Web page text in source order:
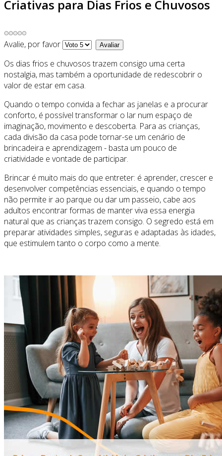
Criativas para Dias Frios e Chuvosos
Avalie, por favor
Os dias frios e chuvosos trazem consigo uma certa
nostalgia, mas também a oportunidade de redescobrir o
valor de estar em casa.
Quando o tempo convida a fechar as janelas e a procurar
conforto, é possível transformar o lar num espaço de
imaginação, movimento e descoberta. Para as crianças,
cada divisão da casa pode tornar-se um cenário de
brincadeira e aprendizagem - basta um pouco de
criatividade e vontade de participar.
Brincar é muito mais do que entreter: é aprender, crescer e
desenvolver competências essenciais, e quando o tempo
não permite ir ao parque ou dar um passeio, cabe aos
adultos encontrar formas de manter viva essa energia
natural que as crianças trazem consigo. O segredo está em
preparar atividades simples, seguras e adaptadas às idades,
que estimulem tanto o corpo como a mente.